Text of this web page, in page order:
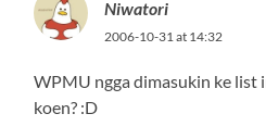
Niwatori
2006-10-31 at 14:32
WPMU ngga dimasukin ke list
koen? :D